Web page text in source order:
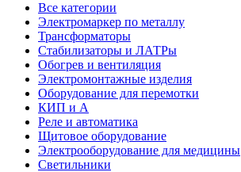
Все категории
Электромаркер по металлу
Трансформаторы
Стабилизаторы и ЛАТРы
Обогрев и вентиляция
Электромонтажные изделия
Оборудование для перемотки
КИП и А
Реле и автоматика
Щитовое оборудование
Электрооборудование для медицины
Светильники